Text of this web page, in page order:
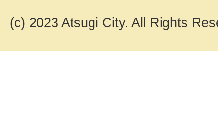
(c) 2023 Atsugi City. All Rights